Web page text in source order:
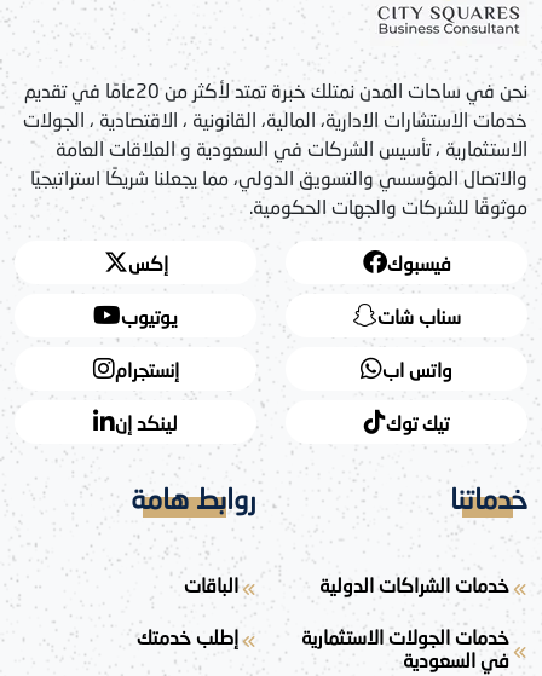
نحن في ساحات المدن نمتلك خبرة تمتد لأكثر من 20عامًا في تقديم
خدمات الاستشارات الادارية، المالية، القانونية ، الاقتصادية ، الجولات
الاستثمارية ، تأسيس الشركات في السعودية و العلاقات العامة
والاتصال المؤسسي والتسويق الدولي، مما يجعلنا شريكًا استراتيجيًا
موثوقًا للشركات والجهات الحكومية.
فيسبوك
سناب شات
واتس اب
إكس
يوتيوب
إنستجرام
تيك توك لينكد إن
خدماتنا
خدمات الشراكات الدولية
خدمات الجولات الاستثمارية
في السعودية
روابط هامة
الباقات
إطلب خدمتك